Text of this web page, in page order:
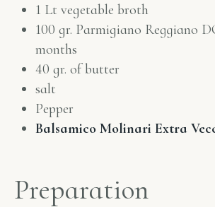
1 Lt vegetable broth
100 gr. Parmigiano Reggiano
months
40 gr. of butter
salt
Pepper
Balsamico Molinari Extra
Preparation